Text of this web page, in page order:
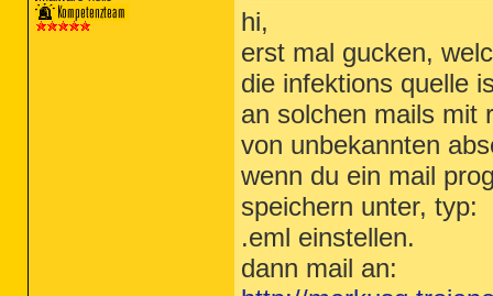
hi,
erst mal gucken,
die infektions quelle
an solchen mails mit
von unbekannten
wenn du ein mail
speichern unter, typ:
.eml einstellen.
dann mail an: